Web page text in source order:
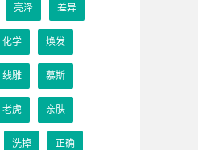
亮泽 差异
化学 焕发
线雕 慕斯
老虎 亲肤
洗掉 正确